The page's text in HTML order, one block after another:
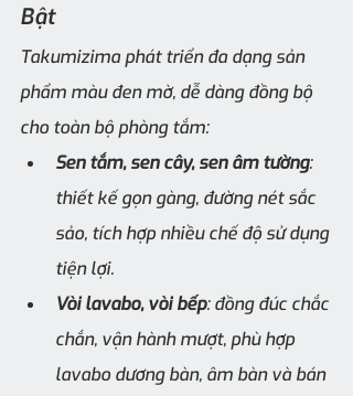
Bật
Takumizima phát triển đa dạng sản
phẩm màu đen mờ, dễ dàng đồng bộ
cho toàn bộ phòng tắm:
Sen tắm, sen cây, sen âm tường:
thiết kế gọn gàng, đường nét sắc
sảo, tích hợp nhiều chế độ sử dụng
tiện lợi.
Vòi lavabo, vòi bếp: đồng đúc chắc
chắn, vận hành mượt, phù hợp
lavabo dương bàn, âm bàn và bán